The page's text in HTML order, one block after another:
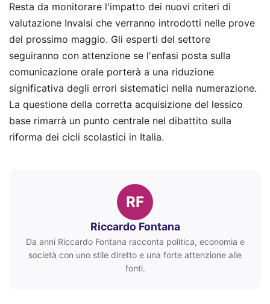
Resta da monitorare l'impatto dei nuovi criteri di
valutazione Invalsi che verranno introdotti nelle prove
del prossimo maggio. Gli esperti del settore
seguiranno con attenzione se l'enfasi posta sulla
comunicazione orale porterà a una riduzione
significativa degli errori sistematici nella numerazione.
La questione della corretta acquisizione del lessico
base rimarrà un punto centrale nel dibattito sulla
riforma dei cicli scolastici in Italia.
RF
Riccardo Fontana
Da anni Riccardo Fontana racconta politica, economia e
società con uno stile diretto e una forte attenzione alle
fonti.